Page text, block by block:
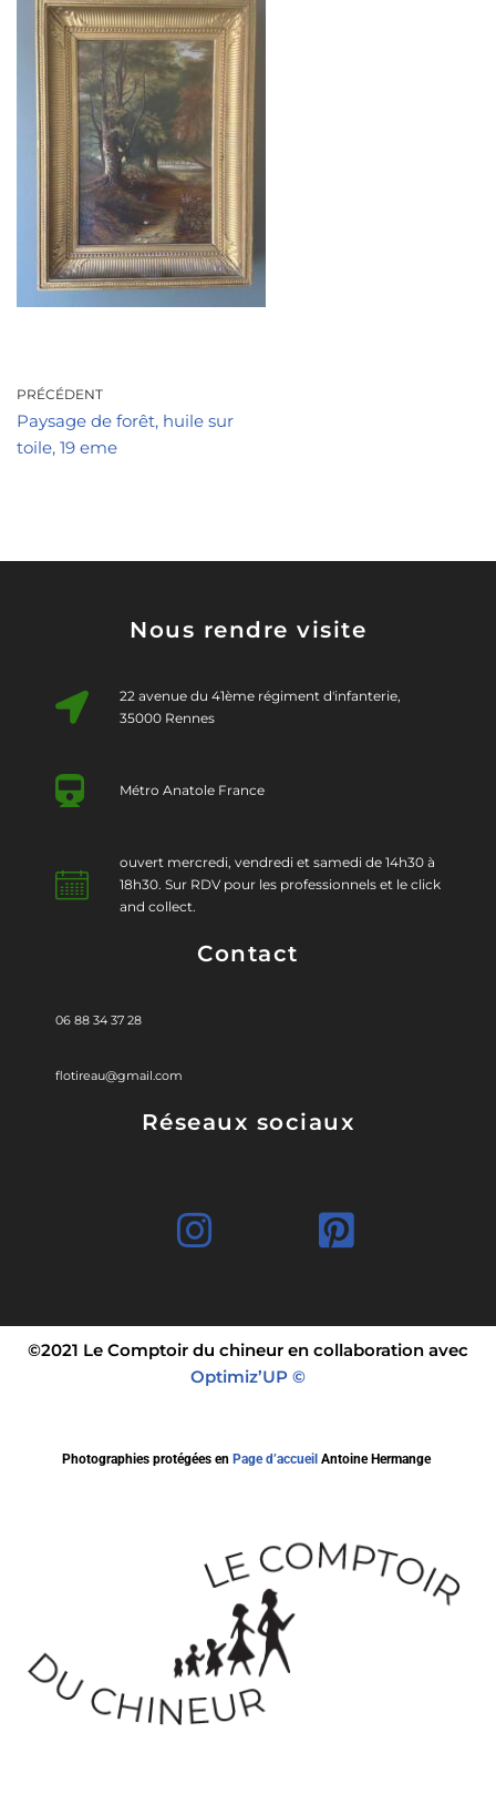
PRÉCÉDENT
Paysage de forêt, huile sur
toile, 19 eme
Nous rendre visite
22 avenue du 41ème régiment d'infanterie,
35000 Rennes
Métro Anatole France
ouvert mercredi, vendredi et samedi de 14h30 à
18h30. Sur RDV pour les professionnels et le click
and collect.
Contact
06 88 34 37 28
flotireau@gmail.com
Réseaux sociaux
©2021 Le Comptoir du chineur en collaboration avec
Optimiz’UP ©
Photographies protégées en Page d’accueil Antoine Hermange